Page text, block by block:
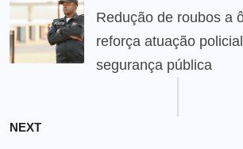
Redução de roubos a
reforça atuação
segurança pública
NEXT